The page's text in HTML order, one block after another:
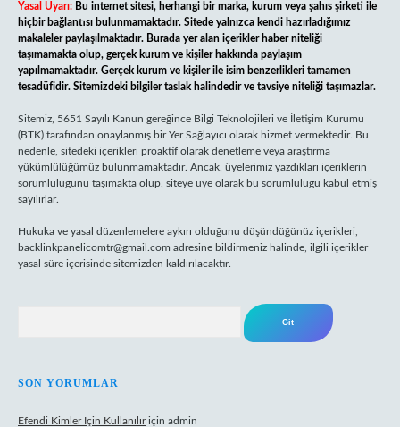
Yasal Uyarı: Bu internet sitesi, herhangi bir marka, kurum veya şahıs şirketi ile
hiçbir bağlantısı bulunmamaktadır. Sitede yalnızca kendi hazırladığımız
makaleler paylaşılmaktadır. Burada yer alan içerikler haber niteliği
taşımamakta olup, gerçek kurum ve kişiler hakkında paylaşım
yapılmamaktadır. Gerçek kurum ve kişiler ile isim benzerlikleri tamamen
tesadüfidir. Sitemizdeki bilgiler taslak halindedir ve tavsiye niteliği taşımazlar.
Sitemiz, 5651 Sayılı Kanun gereğince Bilgi Teknolojileri ve İletişim Kurumu
(BTK) tarafından onaylanmış bir Yer Sağlayıcı olarak hizmet vermektedir. Bu
nedenle, sitedeki içerikleri proaktif olarak denetleme veya araştırma
yükümlülüğümüz bulunmamaktadır. Ancak, üyelerimiz yazdıkları içeriklerin
sorumluluğunu taşımakta olup, siteye üye olarak bu sorumluluğu kabul etmiş
sayılırlar.
Hukuka ve yasal düzenlemelere aykırı olduğunu düşündüğünüz içerikleri,
backlinkpanelicomtr@gmail.com adresine bildirmeniz halinde, ilgili içerikler
yasal süre içerisinde sitemizden kaldırılacaktır.
SON YORUMLAR
Efendi Kimler Için Kullanılıriçin admin